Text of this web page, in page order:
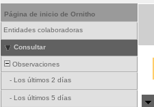
Página de inicio de Ornitho
Entidades colaboradoras
Consultar
Observaciones
- Los últimos 2 días
- Los últimos 5 días